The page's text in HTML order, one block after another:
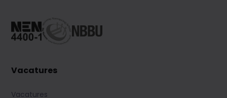
Vacatures
Vacatures